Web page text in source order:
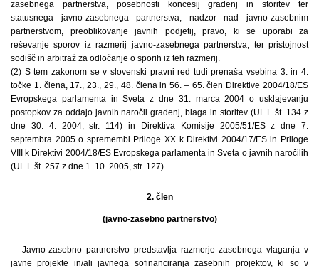
zasebnega partnerstva, posebnosti koncesij gradenj in storitev ter
statusnega javno-zasebnega partnerstva, nadzor nad javno-zasebnim
partnerstvom, preoblikovanje javnih podjetij, pravo, ki se uporabi za
reševanje sporov iz razmerij javno-zasebnega partnerstva, ter pristojnost
sodišč in arbitraž za odločanje o sporih iz teh razmerij.
(2) S tem zakonom se v slovenski pravni red tudi prenaša vsebina 3. in 4.
točke 1. člena, 17., 23., 29., 48. člena in 56. – 65. člen Direktive 2004/18/ES
Evropskega parlamenta in Sveta z dne 31. marca 2004 o usklajevanju
postopkov za oddajo javnih naročil gradenj, blaga in storitev (UL L št. 134 z
dne 30. 4. 2004, str. 114) in Direktiva Komisije 2005/51/ES z dne 7.
septembra 2005 o spremembi Priloge XX k Direktivi 2004/17/ES in Priloge
VIII k Direktivi 2004/18/ES Evropskega parlamenta in Sveta o javnih naročilih
(UL L št. 257 z dne 1. 10. 2005, str. 127).
2. člen
(javno-zasebno partnerstvo)
Javno-zasebno partnerstvo predstavlja razmerje zasebnega vlaganja v
javne projekte in/ali javnega sofinanciranja zasebnih projektov, ki so v